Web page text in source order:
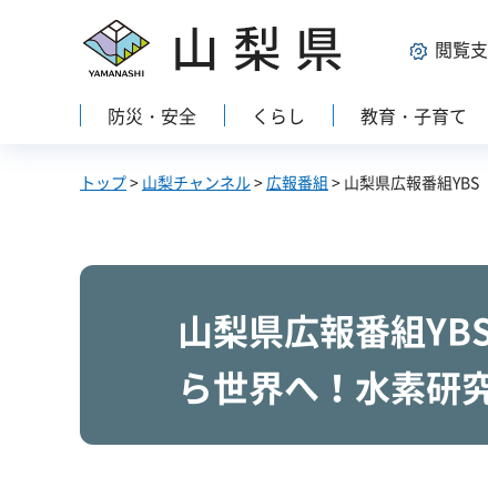
山梨県 閲覧
防災・安全 くらし 教育・子育て
トップ> 山梨チャンネル> 広報番組 > 山梨県広報番組
山梨県広報番組
ら世界へ！水素研